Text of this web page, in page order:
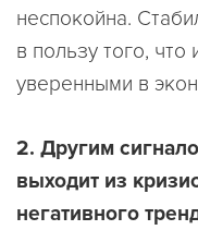
неспокойна.
в пользу того,
уверенными в
2. Другим
выходит из
негативного